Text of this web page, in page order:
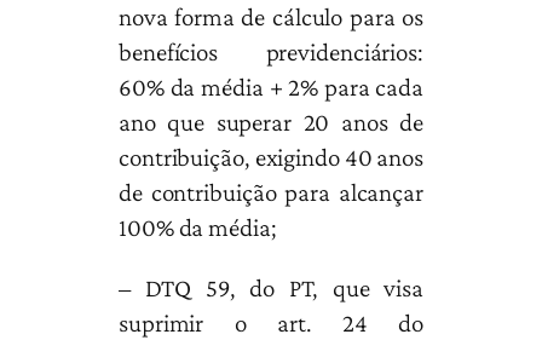
nova forma de cálculo para os
benefícios previdenciários:
60% da média + 2% para cada
ano que superar 20 anos de
contribuição, exigindo 40 anos
de contribuição para alcançar
100% da média;
– DTQ 59, do PT, que visa
suprimir o art. 24 do